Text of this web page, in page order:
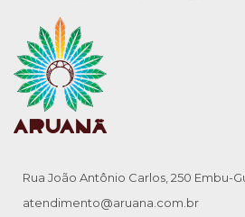
Rua João Antônio Carlos, 250 Embu-
atendimento@aruana.com.br